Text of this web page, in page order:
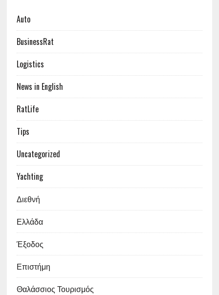
Auto
BusinessRat
Logistics
News in English
RatLife
Tips
Uncategorized
Yachting
Διεθνή
Ελλάδα
Έξοδος
Επιστήμη
Θαλάσσιος Τουρισμός